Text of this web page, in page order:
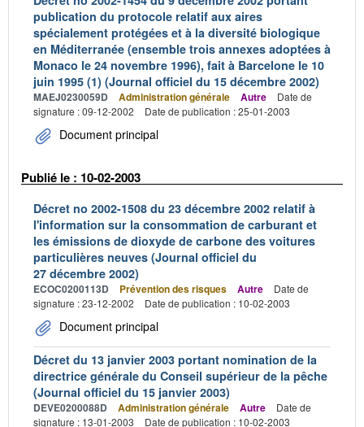
publication du protocole relatif aux aires
spécialement protégées et à la diversité biologique
en Méditerranée (ensemble trois annexes adoptées à
Monaco le 24 novembre 1996), fait à Barcelone le 10
juin 1995 (1) (Journal officiel du 15 décembre 2002)
MAEJ0230059D Administration générale Autre
Date de
signature : 09-12-2002
Date de publication : 25-01-2003
Document principal
Publié le : 10-02-2003
Décret no 2002-1508 du 23 décembre 2002 relatif à
l'information sur la consommation de carburant et
les émissions de dioxyde de carbone des voitures
particulières neuves (Journal officiel du
27 décembre 2002)
ECOC0200113D Prévention des risques Autre
Date de
signature : 23-12-2002
Date de publication : 10-02-2003
Document principal
Décret du 13 janvier 2003 portant nomination de la
directrice générale du Conseil supérieur de la pêche
(Journal officiel du 15 janvier 2003)
DEVE0200088D Administration générale Autre
Date de
signature : 13-01-2003
Date de publication : 10-02-2003